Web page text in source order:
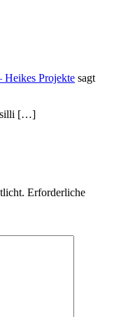
Heikes Projekte sagt
[…]
Erforderliche